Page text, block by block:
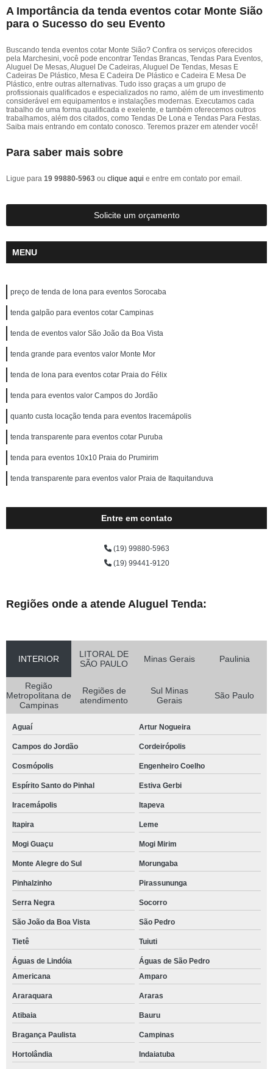
A Importância da tenda eventos cotar Monte Sião
para o Sucesso do seu Evento
Buscando tenda eventos cotar Monte Sião? Confira os serviços oferecidos
pela Marchesini, você pode encontrar Tendas Brancas, Tendas Para Eventos,
Aluguel De Mesas, Aluguel De Cadeiras, Aluguel De Tendas, Mesas E
Cadeiras De Plástico, Mesa E Cadeira De Plástico e Cadeira E Mesa De
Plástico, entre outras alternativas. Tudo isso graças a um grupo de
profissionais qualificados e especializados no ramo, além de um investimento
considerável em equipamentos e instalações modernas. Executamos cada
trabalho de uma forma qualificada e exelente, e também oferecemos outros
trabalhamos, além dos citados, como Tendas De Lona e Tendas Para Festas.
Saiba mais entrando em contato conosco. Teremos prazer em atender você!
Para saber mais sobre
Ligue para 19 99880-5963 ou clique aqui e entre em contato por email.
Solicite um orçamento
MENU
preço de tenda de lona para eventos Sorocaba
tenda galpão para eventos cotar Campinas
tenda de eventos valor São João da Boa Vista
tenda grande para eventos valor Monte Mor
tenda de lona para eventos cotar Praia do Félix
tenda para eventos valor Campos do Jordão
quanto custa locação tenda para eventos Iracemápolis
tenda transparente para eventos cotar Puruba
tenda para eventos 10x10 Praia do Prumirim
tenda transparente para eventos valor Praia de Itaquitanduva
Entre em contato
(19) 99880-5963
(19) 99441-9120
Regiões onde a atende Aluguel Tenda:
INTERIOR
LITORAL DE
SÃO PAULO
Minas Gerais Paulinia
Região
Metropolitana de
Campinas
Regiões de
atendimento
Sul Minas
Gerais
São Paulo
Aguaí Artur Nogueira
Campos do Jordão Cordeirópolis
Cosmópolis Engenheiro Coelho
Espírito Santo do Pinhal Estiva Gerbi
Iracemápolis Itapeva
Itapira Leme
Mogi Guaçu Mogi Mirim
Monte Alegre do Sul Morungaba
Pinhalzinho Pirassununga
Serra Negra Socorro
São João da Boa Vista São Pedro
Tietê Tuiuti
Águas de Lindóia
Águas de São Pedro
Americana
Amparo
Araraquara Araras
Atibaia Bauru
Bragança Paulista Campinas
Hortolândia Indaiatuba